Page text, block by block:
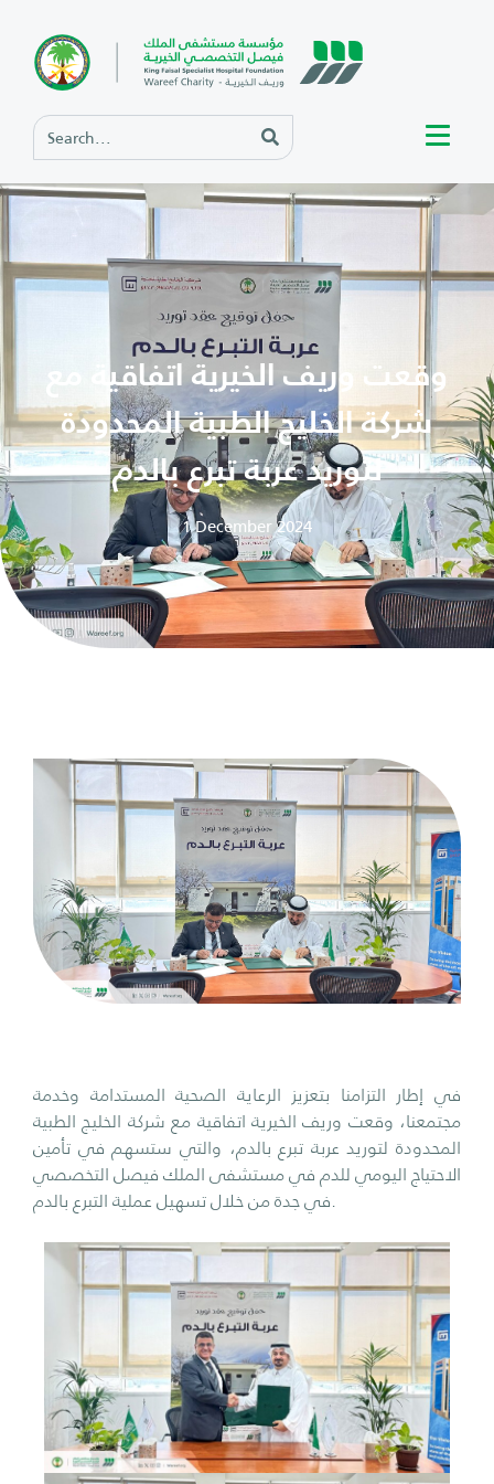
وقعت وريف الخيرية اتفاقية مع
شركة الخليج الطبية المحدودة
لتوريد عربة تبرع بالدم
1 December 2024
في إطار التزامنا بتعزيز الرعاية الصحية المستدامة وخدمة
مجتمعنا، وقعت وريف الخيرية اتفاقية مع شركة الخليج الطبية
المحدودة لتوريد عربة تبرع بالدم، والتي ستسهم في تأمين
الاحتياج اليومي للدم في مستشفى الملك فيصل التخصصي
في جدة من خلال تسهيل عملية التبرع بالدم.